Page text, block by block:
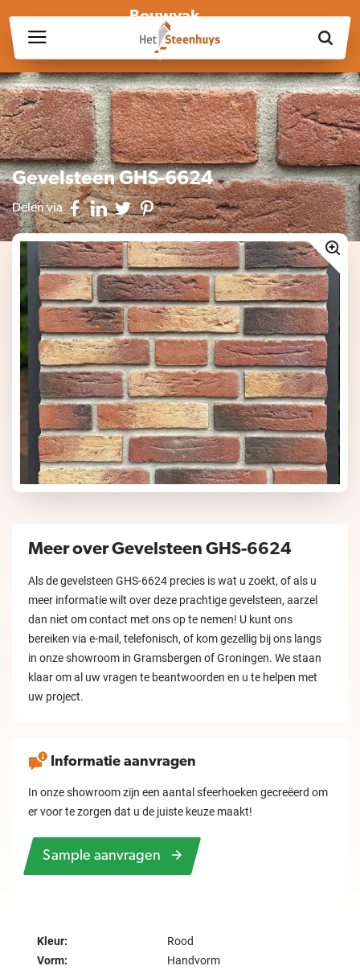
Bouwvak
Wij zijn wegens de bouwvak gesloten op vrijdag 17 juli en in
week 30, 31 en 32.
Gevelsteen GHS-6624
Delen via
Meer over Gevelsteen GHS-6624
Als de gevelsteen GHS-6624 precies is wat u zoekt, of als u
meer informatie wilt over deze prachtige gevelsteen, aarzel
dan niet om contact met ons op te nemen! U kunt ons
bereiken via e-mail, telefonisch, of kom gezellig bij ons langs
in onze showroom in Gramsbergen of Groningen. We staan
klaar om al uw vragen te beantwoorden en u te helpen met
uw project.
Informatie aanvragen
In onze showroom zijn een aantal sfeerhoeken gecreëerd om
er voor te zorgen dat u de juiste keuze maakt!
Sample aanvragen
Kleur:
Rood
Vorm:
Handvorm